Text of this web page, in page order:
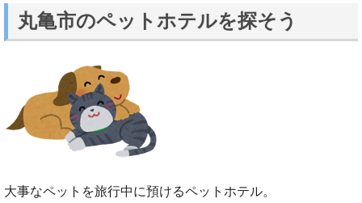
丸亀市のペットホテルを探そう
大事なペットを旅行中に預けるペットホテル。